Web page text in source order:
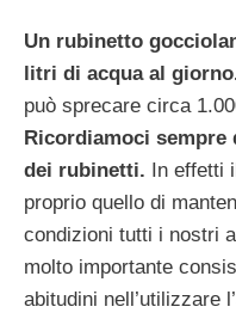
Un rubinetto
litri di acqua al
può sprecare circa
Ricordiamoci sempre
dei rubinetti. In effetti
proprio quello di
condizioni tutti i nostri
molto importante
abitudini nell’utilizzare